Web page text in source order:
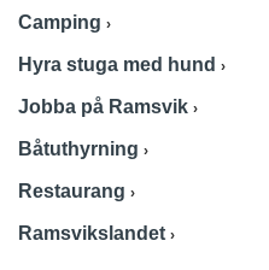
Camping
Hyra stuga med hund
Jobba på Ramsvik
Båtuthyrning
Restaurang
Ramsvikslandet